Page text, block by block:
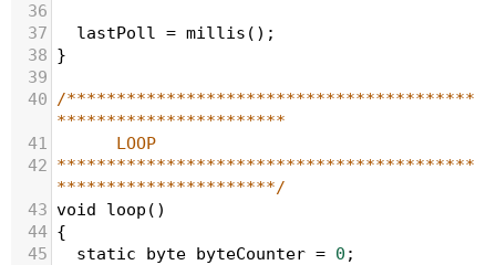
36
37
lastPoll = millis ();
38 }
39
40 /*****************************************
***********************
41
LOOP
42 ******************************************
**********************/
43 void loop ()
44 {
45
static byte byteCounter = 0 ;